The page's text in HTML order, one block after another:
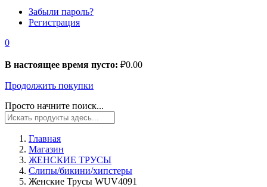
Забыли пароль?
Регистрация
0
В настоящее время пусто: ₽0.00
Продолжить покупки
Просто начните поиск...
Главная
Магазин
ЖЕНСКИЕ ТРУСЫ
Слипы/бикини/хипстеры
Женские Трусы WUV4091